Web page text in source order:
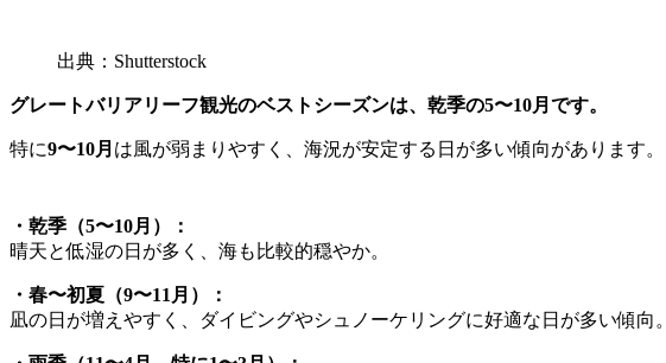
出典：Shutterstock
グレートバリアリーフ観光のベストシーズンは、乾季の5〜10月です。
特に9〜10月 は風が弱まりやすく、海況が安定する日が多い傾向があります。
・乾季（5〜10月）：
晴天と低湿の日が多く、海も比較的穏やか。
・春〜初夏（9〜11月）：
凪の日が増えやすく、ダイビングやシュノーケリングに好適な日が多い傾向。